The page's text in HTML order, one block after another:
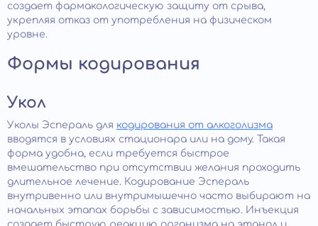
создает фармакологическую защиту от срыва,
укрепляя отказ от употребления на физическом
уровне.
Формы кодирования
Укол
Уколы Эспераль для кодирования от алкоголизма
вводятся в условиях стационара или на дому. Такая
форма удобна, если требуется быстрое
вмешательство при отсутствии желания проходить
длительное лечение. Кодирование Эспераль
внутривенно или внутримышечно часто выбирают на
начальных этапах борьбы с зависимостью. Инъекция